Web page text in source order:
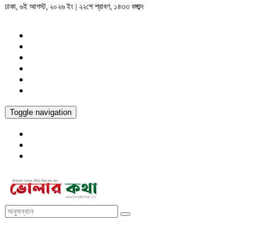
ঢাকা, ৬ই আগস্ট, ২০২৬ ইং | ২২শে শ্রাবণ, ১৪৩৩ বঙ্গাব্দ
Toggle navigation